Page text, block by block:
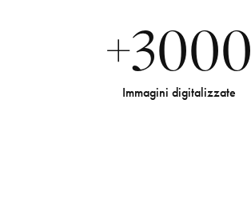
Immagini digitalizzate​
+3000